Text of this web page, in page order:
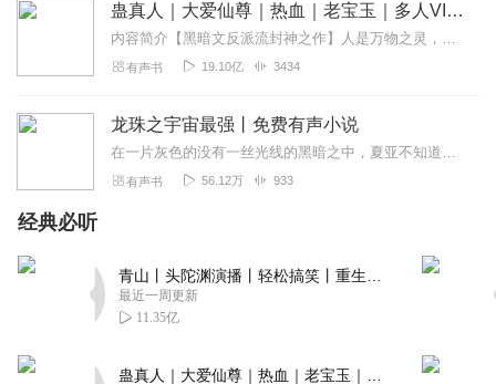
2021-08-16 0
1378006liuliu
2021-07-16
蛊真人｜大爱仙尊｜热血｜老宝玉｜多人VIP免费有声剧
内容简介【黑暗文反派流封神之作】人是万物之灵，蛊是天地真精。一个穿越者不断重生的故事。一个养蛊、炼蛊、用蛊的奇特世界。配音组（男角色）老宝玉旁白...
有声书 19.10亿 3434
龙珠之宇宙最强丨免费有声小说
在一片灰色的没有一丝光线的黑暗之中，夏亚不知道自己已经在这里呆了有多久，一年、二年，还是更久？他已经记不清了。自从来到这里之后，他一直在这片看不到一点光线的地方...
有声书 56.12万 933
经典必听
最近一周更新
11.35亿